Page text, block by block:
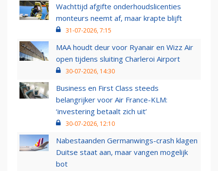
Wachttijd afgifte onderhoudslicenties
monteurs neemt af, maar krapte blijft
31-07-2026, 7:15
MAA houdt deur voor Ryanair en Wizz Air
open tijdens sluiting Charleroi Airport
30-07-2026, 14:30
Business en First Class steeds
belangrijker voor Air France-KLM:
‘investering betaalt zich uit’
30-07-2026, 12:10
Nabestaanden Germanwings-crash klagen
Duitse staat aan, maar vangen mogelijk
bot